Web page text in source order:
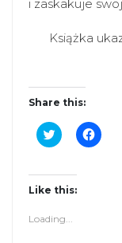
i zaskakuje
Książka
Share this:
C
l
k
t
o
s
h
C
l
Like this:
Loading...